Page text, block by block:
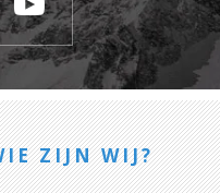
ZIJN WIJ?